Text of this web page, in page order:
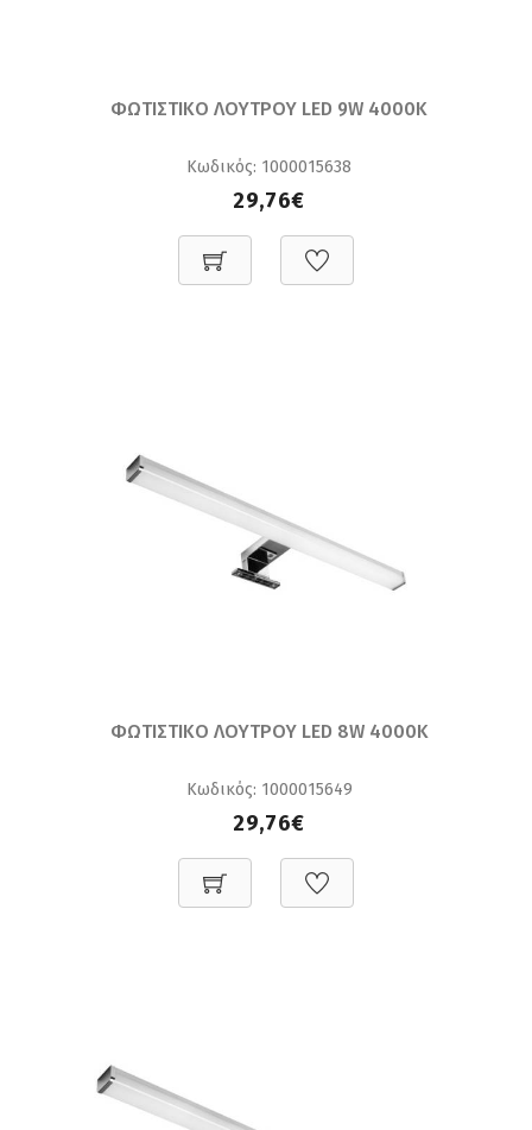
ΦΩΤΙΣΤΙΚΟ ΛΟΥΤΡΟΥ LED 9W 4000K
Κωδικός: 1000015638
29,76€
ΦΩΤΙΣΤΙΚΟ ΛΟΥΤΡΟΥ LED 8W 4000K
Κωδικός: 1000015649
29,76€